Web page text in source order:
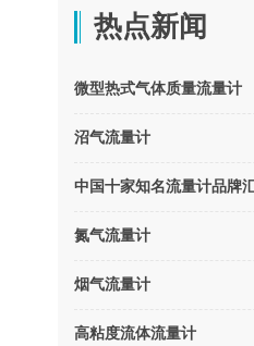
热点新闻
微型热式气体质量流量计
沼气流量计
中国十家知名流量计品牌
氮气流量计
烟气流量计
高粘度流体流量计